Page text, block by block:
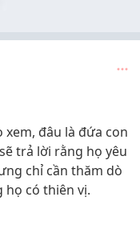
xem, đâu là đứa con
trả lời rằng họ yêu
chỉ cần thăm dò
họ có thiên vị.